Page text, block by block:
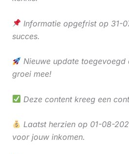
Informatie opgefrist op 31-
succes.
Nieuwe update toegevoegd
groei mee!
Deze content kreeg een
Laatst herzien op 01-08-
voor jouw inkomen.